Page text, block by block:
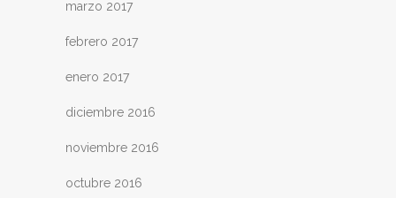
marzo 2017
febrero 2017
enero 2017
diciembre 2016
noviembre 2016
octubre 2016